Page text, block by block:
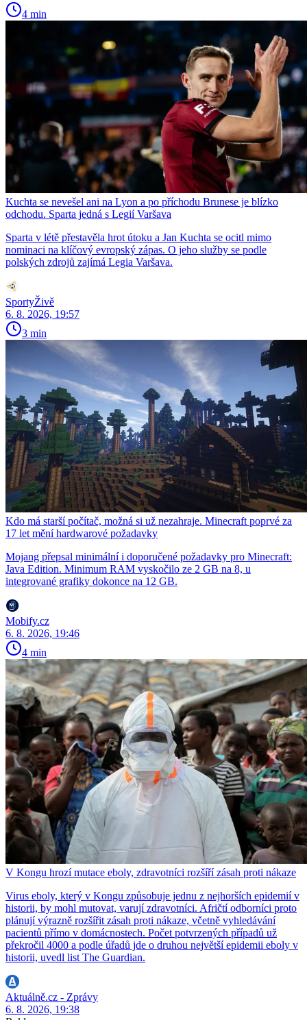
4 min
Kuchta se nevešel ani na Lyon a po příchodu Brunese je blízko
odchodu. Sparta jedná s Legií Varšava
Sparta v létě přestavěla hrot útoku a Jan Kuchta se ocitl mimo
nominaci na klíčový evropský zápas. O jeho služby se podle
polských zdrojů zajímá Legia Varšava.
SportyŽivě
6. 8. 2026, 19:57
3 min
Kdo má starší počítač, možná si už nezahraje. Minecraft poprvé za
17 let mění hardwarové požadavky
Mojang přepsal minimální i doporučené požadavky pro Minecraft:
Java Edition. Minimum RAM vyskočilo ze 2 GB na 8, u
integrované grafiky dokonce na 12 GB.
Mobify.cz
6. 8. 2026, 19:46
4 min
V Kongu hrozí mutace eboly, zdravotníci rozšíří zásah proti nákaze
Virus eboly, který v Kongu způsobuje jednu z nejhorších epidemií v
historii, by mohl mutovat, varují zdravotníci. Afričtí odborníci proto
plánují výrazně rozšířit zásah proti nákaze, včetně vyhledávání
pacientů přímo v domácnostech. Počet potvrzených případů už
překročil 4000 a podle úřadů jde o druhou největší epidemii eboly v
historii, uvedl list The Guardian.
Aktuálně.cz - Zprávy
6. 8. 2026, 19:38